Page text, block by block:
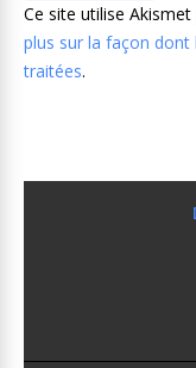
Ce site utilise
plus sur la façon
traitées.